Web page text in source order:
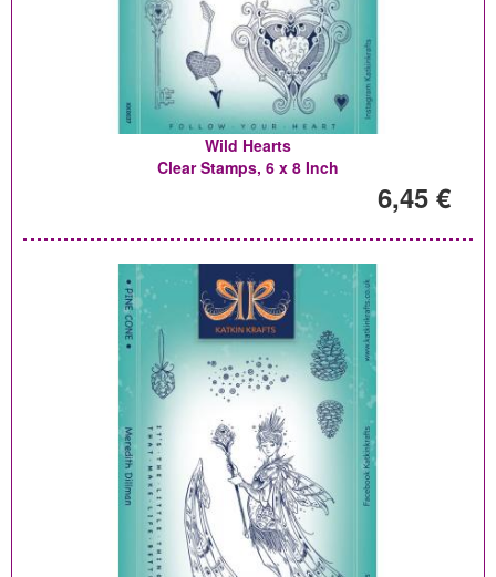
Wild Hearts
Clear Stamps, 6 x 8 Inch
6,45 €